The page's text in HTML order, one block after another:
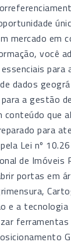
mercado em
você
para
dados
a gestão
conteúdo que
para
Lei nº
de Imóveis
portas em
e a